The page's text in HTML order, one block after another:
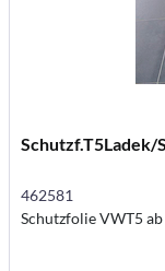
Schutzf.T5Ladek/
462581
Schutzfolie VWT5